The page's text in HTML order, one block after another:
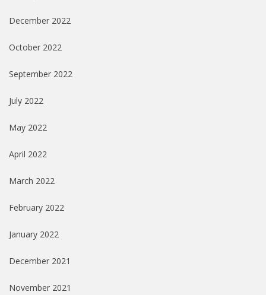
December 2022
October 2022
September 2022
July 2022
May 2022
April 2022
March 2022
February 2022
January 2022
December 2021
November 2021